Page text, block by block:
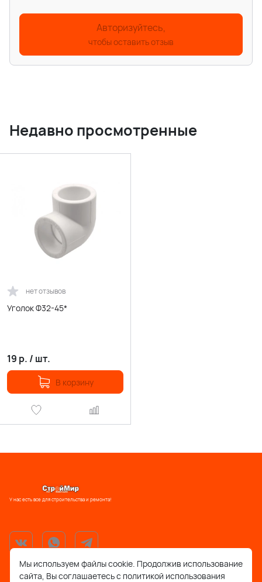
Авторизуйтесь,
чтобы оставить отзыв
Недавно просмотренные
нет отзывов
Уголок Ф32-45*
19 р. / шт.
В корзину
У нас есть все для строительства и ремонта!
Мы используем файлы cookie. Продолжив использование
сайта, Вы соглашаетесь с политикой использования